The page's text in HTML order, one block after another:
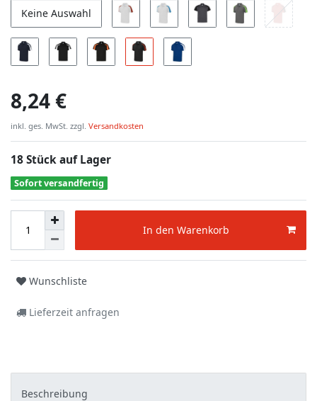
Keine Auswahl
8,24 €
inkl. ges. MwSt. zzgl. Versandkosten
18 Stück auf Lager
Sofort versandfertig
In den Warenkorb
Wunschliste
Lieferzeit anfragen
Beschreibung